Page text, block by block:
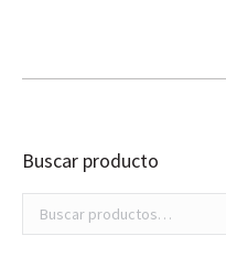
Buscar producto